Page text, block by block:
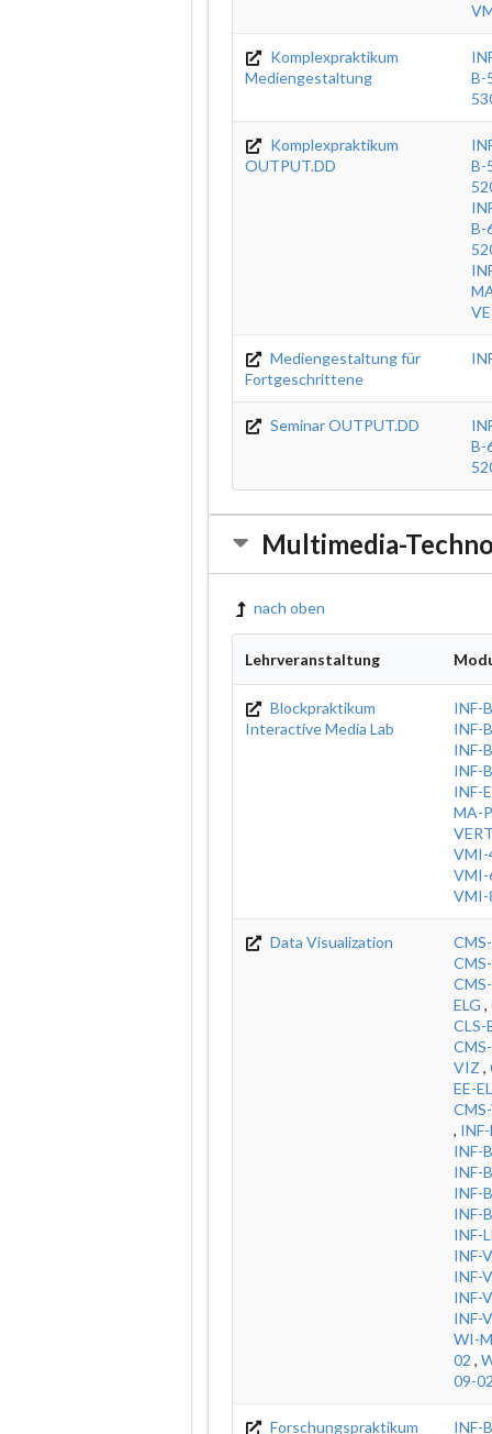
Komplexpraktikum
Mediengestaltung
B-
Komplexpraktikum
OUTPUT.DD
B-
B-
Mediengestaltung für
Fortgeschrittene
Seminar OUTPUT.DD
B-
Multimedia-
nach oben
Lehrveranstaltung
Blockpraktikum
Interactive Media Lab
INF-
INF-
INF-
INF-
INF-
MA-
VMI-
VMI-
VMI-
Data Visualization
ELG ,
CLS-
VIZ ,
EE-
,
INF-
INF-
INF-
INF-
INF-
INF-
INF-
INF-
INF-
WI-
02 ,
09-
Forschungspraktikum INF-